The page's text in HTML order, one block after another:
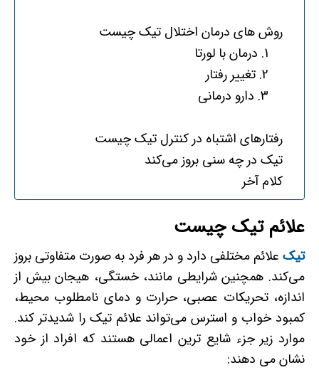
روش ­های درمان اختلال تیک چیست
1. درمان با لورتا
2. تغییر رفتار
3. دارو درمانی
رفتارهای اشتباه در کنترل تیک چیست
تیک در چه سنی بروز می‌کند
کلام آخر
علائم تیک چیست
تیک‌ علائم مختلفی دارد و در هر فرد به صورت متفاوتی بروز
می‌کند. همچنین شرایطی مانند، خستگی، هیجان بیش از
اندازه، تحریکات عصبی، حرارت و دمای نامطلوب محیط،
کمبود خواب و استرس می‌تواند علائم تیک را شدیدتر کند.
موارد زیر جزء شایع ­ترین اعمالی هستند که افراد از خود
نشان می ­دهند: